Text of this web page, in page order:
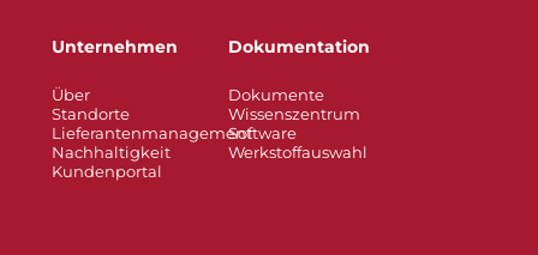
Unternehmen
Über
Standorte
Lieferantenmanagement
Nachhaltigkeit
Kundenportal
Dokumentation
Dokumente
Wissenszentrum
Software
Werkstoffauswahl